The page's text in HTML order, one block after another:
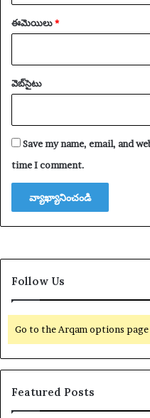
ఈమెయిలు*
వెబ్‌సైటు
Save my name, email, and
time I comment.
Follow Us
Go to the Arqam options
Featured Posts